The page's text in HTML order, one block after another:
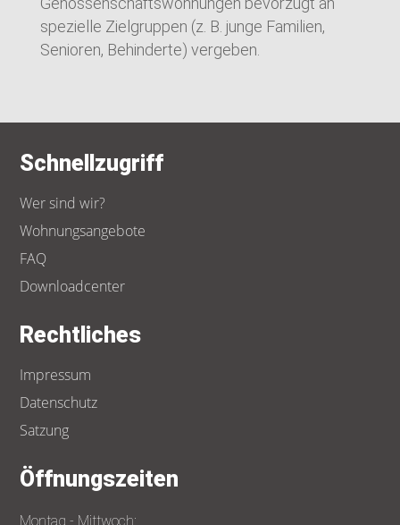
spezielle Zielgruppen (z. B. junge Familien,
Senioren, Behinderte) vergeben.
Schnellzugriff
Wer sind wir?
Wohnungsangebote
FAQ
Downloadcenter
Rechtliches
Impressum
Datenschutz
Satzung
Öffnungszeiten
Montag - Mittwoch: